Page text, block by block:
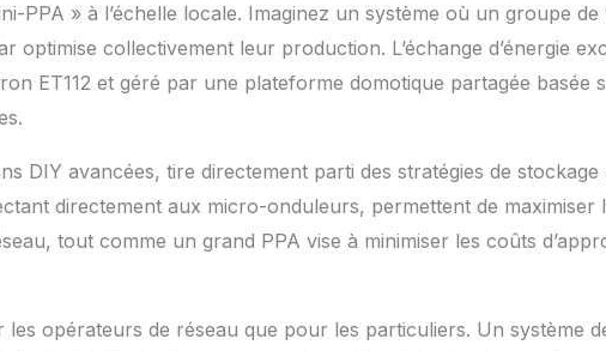
PPA » à l’échelle locale. Imaginez un système où un groupe de
collectivement leur production. L’échange d’énergie
ET112 et géré par une plateforme domotique partagée basée
DIY avancées, tire directement parti des stratégies de stockage
directement aux micro-onduleurs, permettent de maximiser
tout comme un grand PPA vise à minimiser les coûts
opérateurs de réseau que pour les particuliers. Un système